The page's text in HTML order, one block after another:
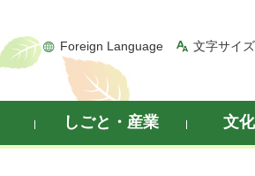
Foreign Language 文字サイ
しごと・産業 文